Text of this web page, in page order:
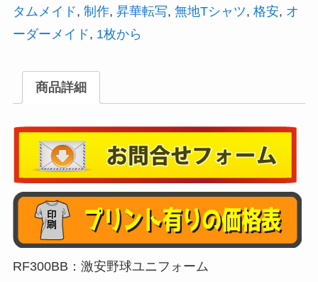
ー
オ
ダ
ー
昇
華
タムメイド, 制作, 昇華転写, 無地Tシャツ, 格安, オ
ーダーメイド, 1枚から
商品詳細
RF300BB：激安野球ユニフォーム